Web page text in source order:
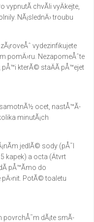
vypnutÃ­ chvÃ­li vyÄkejte,
NÃ¡slednÄ› troubu
vydezinfikujete
pomÄ›ru. NezapomeÅˆte
pÅ™i kterÃ© staÄÃ­ pÅ™ejet
samotnÃ½ ocet, nastÅ™Ã­
minutÃ¡ch
jedlÃ© sody (pÅ¯l
kapek) a octa (Ätvrt
pÅ™Ã­mo do
PotÃ© toaletu
povrchÅ¯m dÃ¡te smÃ­